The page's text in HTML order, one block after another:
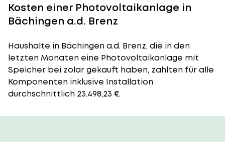
Kosten einer Photovoltaikanlage in
Bächingen a.d. Brenz
Haushalte in Bächingen a.d. Brenz, die in den
letzten Monaten eine Photovoltaikanlage mit
Speicher bei zolar gekauft haben, zahlten für alle
Komponenten inklusive Installation
durchschnittlich 23.498,23 €.